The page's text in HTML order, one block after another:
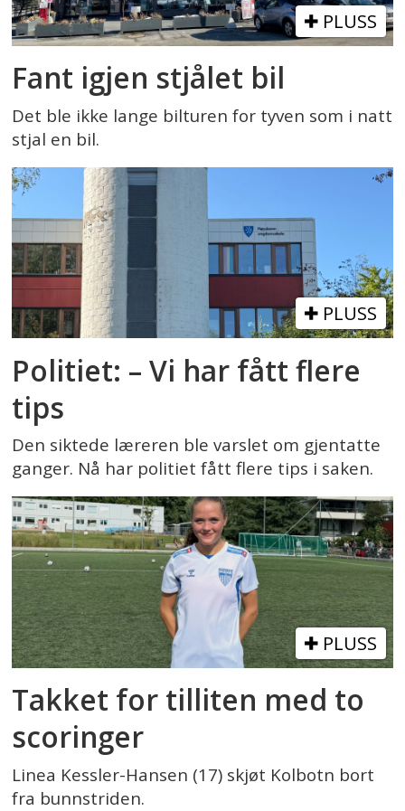
PLUSS
Fant igjen stjålet bil
Det ble ikke lange bilturen for tyven som i natt
stjal en bil.
PLUSS
Politiet: – Vi har fått flere
tips
Den siktede læreren ble varslet om gjentatte
ganger. Nå har politiet fått flere tips i saken.
PLUSS
Takket for tilliten med to
scoringer
Linea Kessler-Hansen (17) skjøt Kolbotn bort
fra bunnstriden.